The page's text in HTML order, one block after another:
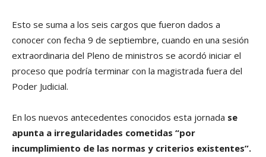
Esto se suma a los seis cargos que fueron dados a
conocer con fecha 9 de septiembre, cuando en una sesión
extraordinaria del Pleno de ministros se acordó iniciar el
proceso que podría terminar con la magistrada fuera del
Poder Judicial.
En los nuevos antecedentes conocidos esta jornada se
apunta a irregularidades cometidas “por
incumplimiento de las normas y criterios existentes”.